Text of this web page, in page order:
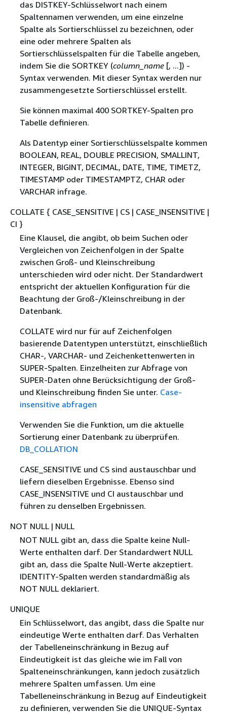
das DISTKEY-Schlüsselwort nach einem
Spaltennamen verwenden, um eine einzelne
Spalte als Sortierschlüssel zu bezeichnen, oder
eine oder mehrere Spalten als
Sortierschlüsselspalten für die Tabelle angeben,
indem Sie die SORTKEY (column_name[, ...]) -
Syntax verwenden. Mit dieser Syntax werden nur
zusammengesetzte Sortierschlüssel erstellt.
Sie können maximal 400 SORTKEY-Spalten pro
Tabelle definieren.
Als Datentyp einer Sortierschlüsselspalte kommen
BOOLEAN, REAL, DOUBLE PRECISION, SMALLINT,
INTEGER, BIGINT, DECIMAL, DATE, TIME, TIMETZ,
TIMESTAMP oder TIMESTAMPTZ, CHAR oder
VARCHAR infrage.
COLLATE { CASE_SENSITIVE | CS | CASE_INSENSITIVE |
CI }
Eine Klausel, die angibt, ob beim Suchen oder
Vergleichen von Zeichenfolgen in der Spalte
zwischen Groß- und Kleinschreibung
unterschieden wird oder nicht. Der Standardwert
entspricht der aktuellen Konfiguration für die
Beachtung der Groß-/Kleinschreibung in der
Datenbank.
COLLATE wird nur für auf Zeichenfolgen
basierende Datentypen unterstützt, einschließlich
CHAR-, VARCHAR- und Zeichenkettenwerten in
SUPER-Spalten. Einzelheiten zur Abfrage von
SUPER-Daten ohne Berücksichtigung der Groß-
und Kleinschreibung finden Sie unter. Case-
insensitive abfragen
Verwenden Sie die Funktion, um die aktuelle
Sortierung einer Datenbank zu überprüfen.
DB_COLLATION
CASE_SENSITIVE und CS sind austauschbar und
liefern dieselben Ergebnisse. Ebenso sind
CASE_INSENSITIVE und CI austauschbar und
führen zu denselben Ergebnissen.
NOT NULL | NULL
NOT NULL gibt an, dass die Spalte keine Null-
Werte enthalten darf. Der Standardwert NULL
gibt an, dass die Spalte Null-Werte akzeptiert.
IDENTITY-Spalten werden standardmäßig als
NOT NULL deklariert.
UNIQUE
Ein Schlüsselwort, das angibt, dass die Spalte nur
eindeutige Werte enthalten darf. Das Verhalten
der Tabelleneinschränkung in Bezug auf
Eindeutigkeit ist das gleiche wie im Fall von
Spalteneinschränkungen, kann jedoch zusätzlich
mehrere Spalten umfassen. Um eine
Tabelleneinschränkung in Bezug auf Eindeutigkeit
zu definieren, verwenden Sie die UNIQUE-Syntax